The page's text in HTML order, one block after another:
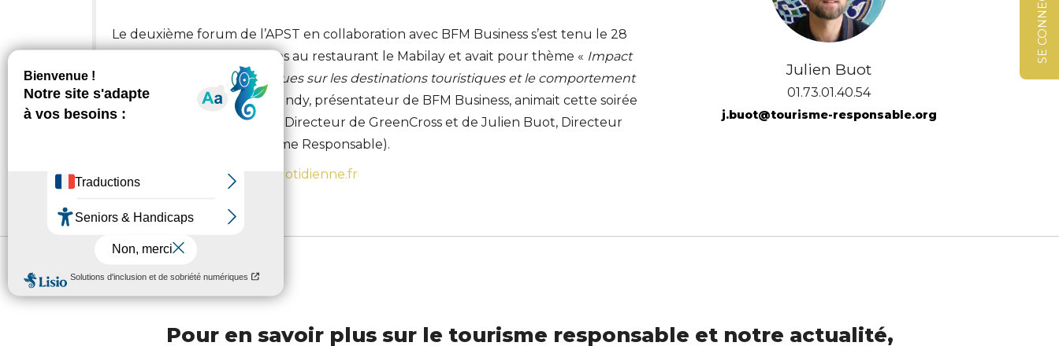
Le deuxième forum de l’APST en collaboration avec BFM Business s’est tenu le 28
novembre dernier à Rennes au restaurant le Mabilay et avait pour thème « Impact
des changements climatiques sur les destinations touristiques et le comportement
des vacanciers ».Fabrice Lundy, présentateur de BFM Business, animait cette soirée
entouré de Nicolas Imbert, Directeur de GreenCross et de Julien Buot, Directeur
d’ATR (Agir pour un Tourisme Responsable).
Un article à retrouver sur
laquotidienne.fr
Julien Buot
01.73.01.40.54
j.buot@tourisme-responsable.org
Pour en savoir plus sur le tourisme responsable et notre actualité,